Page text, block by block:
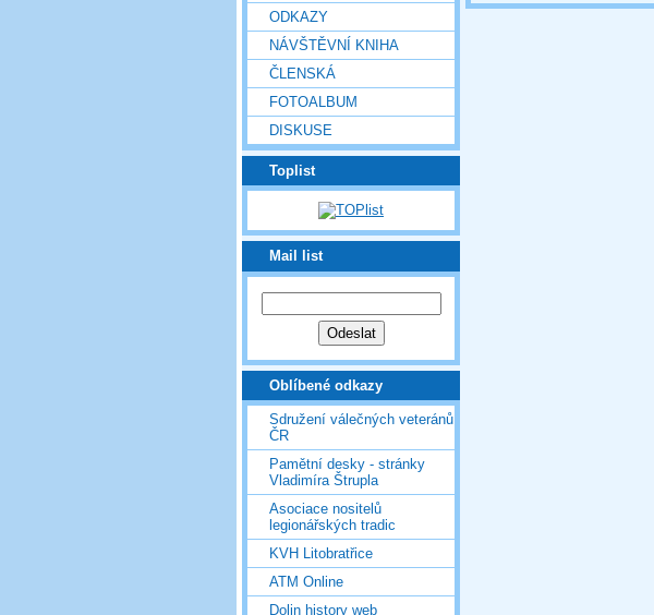
ODKAZY
NÁVŠTĚVNÍ KNIHA
ČLENSKÁ
FOTOALBUM
DISKUSE
Toplist
Mail list
Oblíbené odkazy
Sdružení válečných veteránů
ČR
Pamětní desky - stránky
Vladimíra Štrupla
Asociace nositelů
legionářských tradic
KVH Litobratřice
ATM Online
Dolin history web